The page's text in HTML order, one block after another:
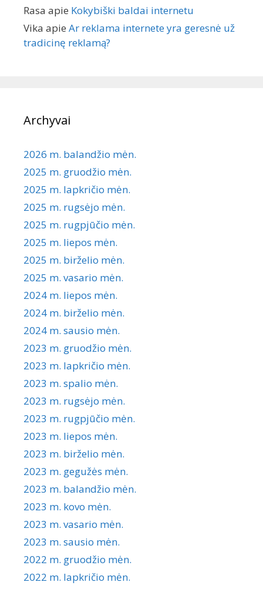
Rasa apie Kokybiški baldai internetu
Vika apie Ar reklama internete yra geresnė už
tradicinę reklamą?
Archyvai
2026 m. balandžio mėn.
2025 m. gruodžio mėn.
2025 m. lapkričio mėn.
2025 m. rugsėjo mėn.
2025 m. rugpjūčio mėn.
2025 m. liepos mėn.
2025 m. birželio mėn.
2025 m. vasario mėn.
2024 m. liepos mėn.
2024 m. birželio mėn.
2024 m. sausio mėn.
2023 m. gruodžio mėn.
2023 m. lapkričio mėn.
2023 m. spalio mėn.
2023 m. rugsėjo mėn.
2023 m. rugpjūčio mėn.
2023 m. liepos mėn.
2023 m. birželio mėn.
2023 m. gegužės mėn.
2023 m. balandžio mėn.
2023 m. kovo mėn.
2023 m. vasario mėn.
2023 m. sausio mėn.
2022 m. gruodžio mėn.
2022 m. lapkričio mėn.